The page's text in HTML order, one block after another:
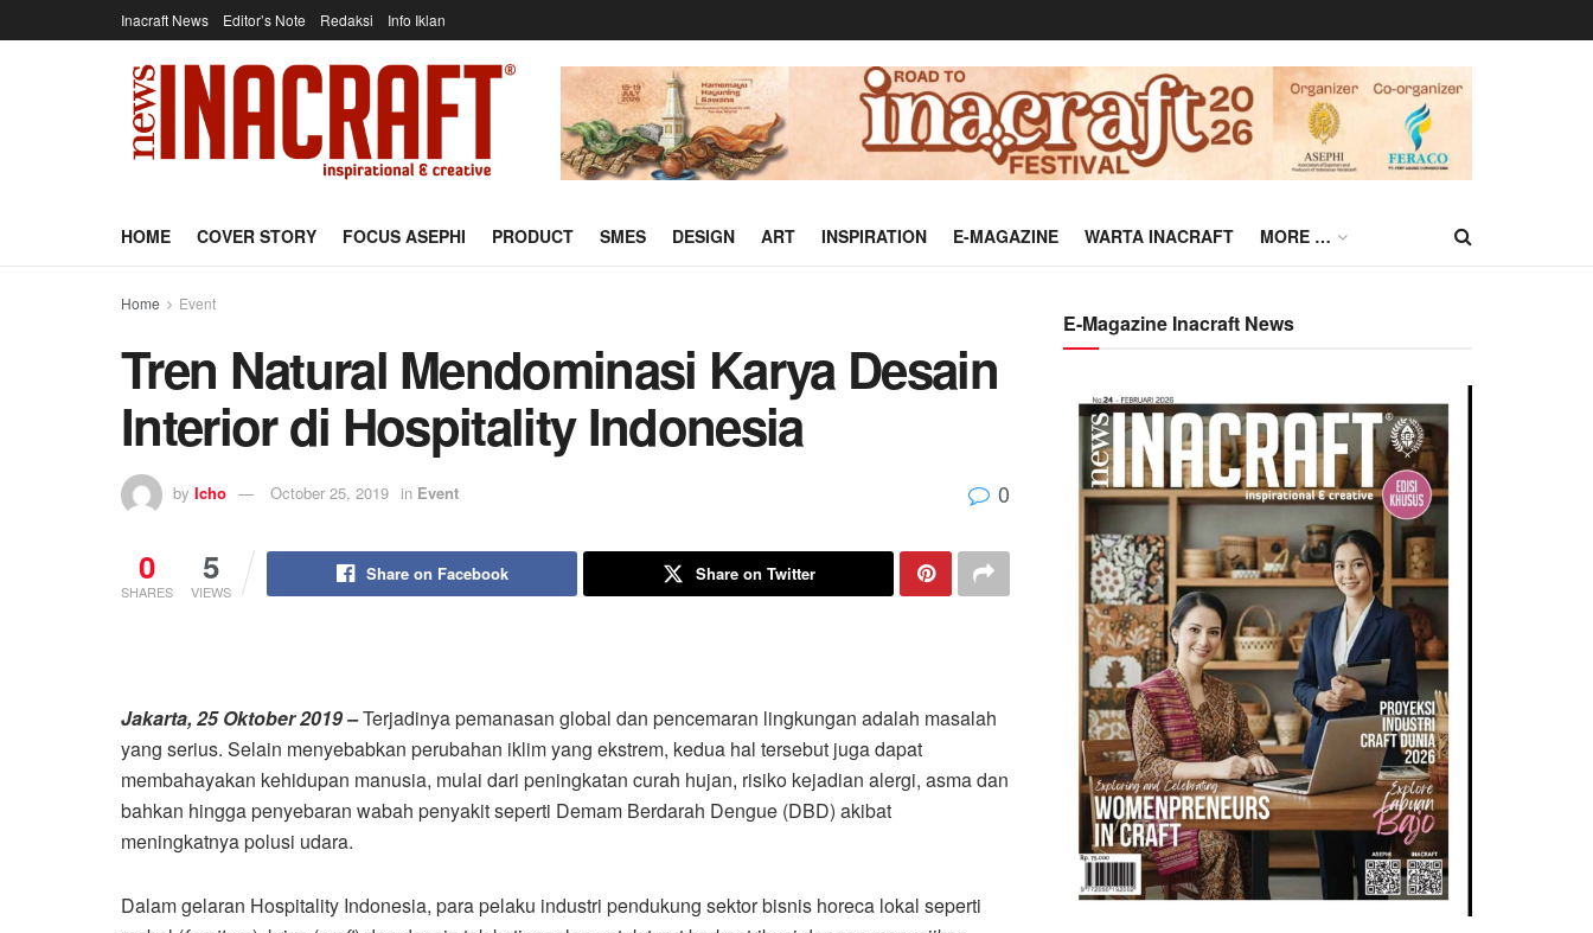
Inacraft News Editor’s Note Redaksi Info Iklan
HOME COVER STORY FOCUS ASEPHI PRODUCT SMES DESIGN ART INSPIRATION E-MAGAZINE WARTA INACRAFT MORE …
Home Event
Tren Natural Mendominasi Karya Desain
Interior di Hospitality Indonesia
by Icho October 25, 2019 in Event 0
0
SHARES
5
VIEWS
Share on Facebook Share on Twitter
Jakarta, 25 Oktober 2019 –Terjadinya pemanasan global dan pencemaran lingkungan adalah masalah
yang serius. Selain menyebabkan perubahan iklim yang ekstrem, kedua hal tersebut juga dapat
membahayakan kehidupan manusia, mulai dari peningkatan curah hujan, risiko kejadian alergi, asma dan
bahkan hingga penyebaran wabah penyakit seperti Demam Berdarah Dengue (DBD) akibat
meningkatnya polusi udara.
Dalam gelaran Hospitality Indonesia, para pelaku industri pendukung sektor bisnis horeca lokal seperti
E-Magazine Inacraft News